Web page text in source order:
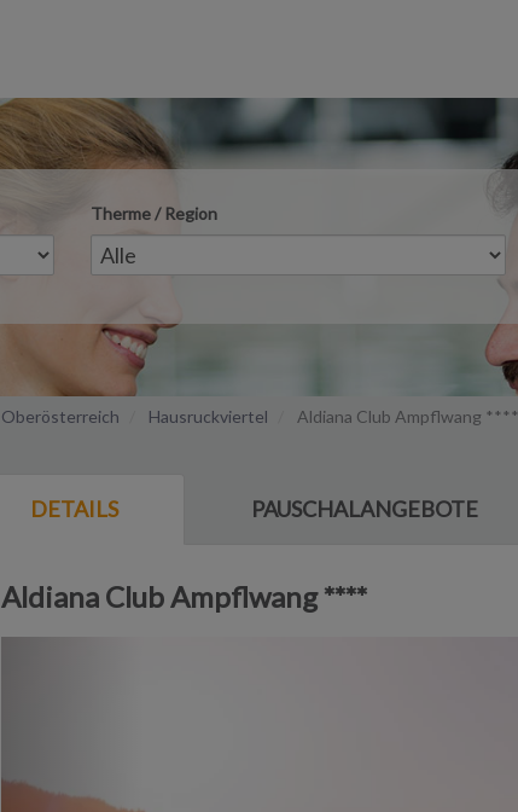
Therme / Region
Oberösterreich Hausruckviertel Aldiana Club Ampflwang ****
DETAILS PAUSCHALANGEBOTE
Aldiana Club Ampflwang ****